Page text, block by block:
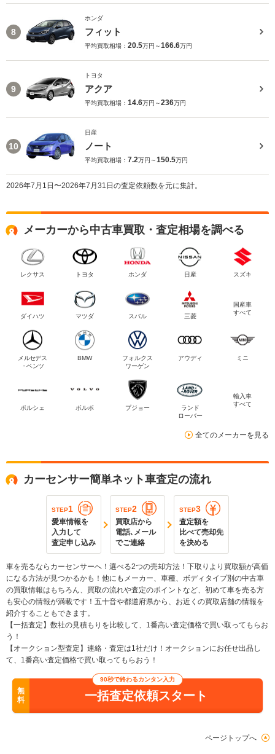
8
ホンダ
フィット
平均買取相場： 20.5万円～166.6万円
9
トヨタ
アクア
平均買取相場： 14.6万円～236万円
10
日産
ノート
平均買取相場： 7.2万円～150.5万円
2026年7月1日〜2026年7月31日の査定依頼数を元に集計。
メーカーから中古車買取・査定相場を調べる
レクサス トヨタ ホンダ 日産 スズキ
ダイハツ マツダ スバル 三菱
国産車
すべて
メルセデス
・ベンツ
BMW
フォルクス
ワーゲン
アウディ ミニ
ポルシェ ボルボ プジョー
ランド
ローバー
輸入車
すべて
全てのメーカーを見る
カーセンサー簡単ネット車査定の流れ
STEP1
愛車情報を
入力して
査定申し込み
STEP2
買取店から
電話､メール
でご連絡
STEP3
査定額を
比べて売却先
を決める
車を売るならカーセンサーへ！選べる2つの売却方法！下取りより買取額が高価
になる方法が見つかるかも！他にもメーカー、車種、ボディタイプ別の中古車
の買取情報はもちろん、買取の流れや査定のポイントなど、初めて車を売る方
も安心の情報が満載です！五十音や都道府県から、お近くの買取店舗の情報を
紹介することもできます。
【一括査定】数社の見積もりを比較して、1番高い査定価格で買い取ってもらお
う！
【オークション型査定】連絡・査定は1社だけ！オークションにお任せ出品し
て、1番高い査定価格で買い取ってもらおう！
無
料
90秒で終わるカンタン入力
一括査定依頼スタート
ページトップへ